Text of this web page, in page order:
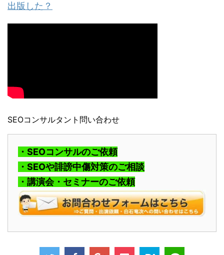
出版した？
SEOコンサルタント問い合わせ
・SEOコンサルのご依頼
・SEOや誹謗中傷対策のご相談
・講演会・セミナーのご依頼